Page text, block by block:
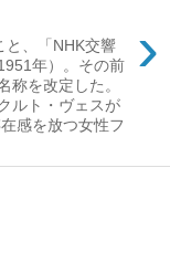
›
、「NHK交響
年）。その前
称を改定した。
ルト・ヴェスが
感を放つ女性フ